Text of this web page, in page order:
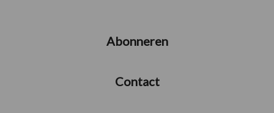
Abonneren
Contact